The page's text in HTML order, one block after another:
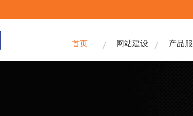
首页 网站建设 产品